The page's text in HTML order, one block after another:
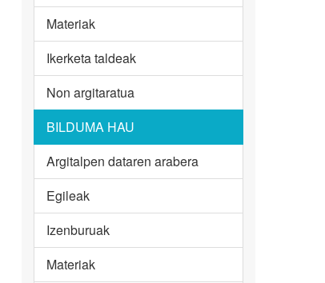
Materiak
Ikerketa taldeak
Non argitaratua
BILDUMA HAU
Argitalpen dataren arabera
Egileak
Izenburuak
Materiak